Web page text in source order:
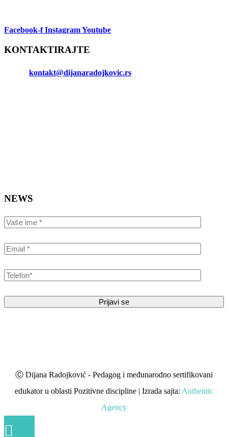
Facebook-f InstagramYoutube
KONTAKTIRAJTE
kontakt@dijanaradojkovic.rs
NEWS
Ⓒ Dijana Radojković - Pedagog i međunarodno sertifikovani
edukator u oblasti Pozitivne discipline | Izrada sajta: Authentic
Agency